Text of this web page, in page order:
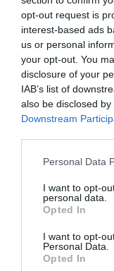
opt-out request is
interest-based ads
us or personal
your opt-out. You
disclosure of your
IAB’s list of
also be disclosed
Downstream
Personal Data
I want to opt-
personal data.
Opted In
I want to opt-
Personal Data.
Opted In
CaixaBank lanza
ecosistema de